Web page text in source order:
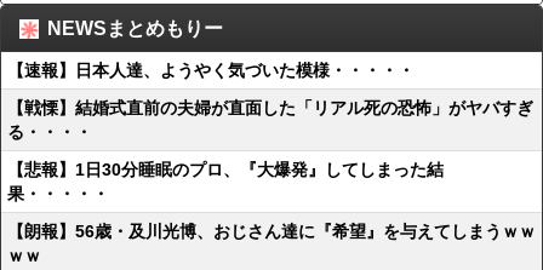
NEWSまとめもりー
【速報】日本人達、ようやく気づいた模様・・・・・
【戦慄】結婚式直前の夫婦が直面した「リアル死の恐怖」がヤバすぎ
る・・・・
【悲報】1日30分睡眠のプロ、『大爆発』してしまった結
果・・・・・
【朗報】56歳・及川光博、おじさん達に『希望』を与えてしまうｗｗ
ｗｗ